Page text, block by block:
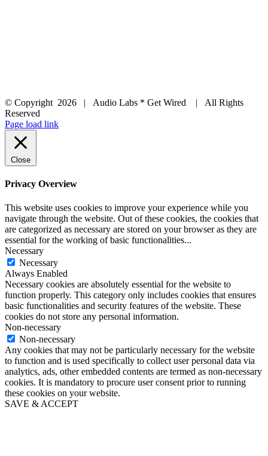
© Copyright 2026 | Audio Labs * Get Wired | All Rights
Reserved
Facebook
Instagram
YouTube
LinkedIn
X
Page load link
Close
Privacy Overview
This website uses cookies to improve your experience while you
navigate through the website. Out of these cookies, the cookies that
are categorized as necessary are stored on your browser as they are
essential for the working of basic functionalities...
Necessary
Necessary
Always Enabled
Necessary cookies are absolutely essential for the website to
function properly. This category only includes cookies that ensures
basic functionalities and security features of the website. These
cookies do not store any personal information.
Non-necessary
Non-necessary
Any cookies that may not be particularly necessary for the website
to function and is used specifically to collect user personal data via
analytics, ads, other embedded contents are termed as non-necessary
cookies. It is mandatory to procure user consent prior to running
these cookies on your website.
SAVE & ACCEPT